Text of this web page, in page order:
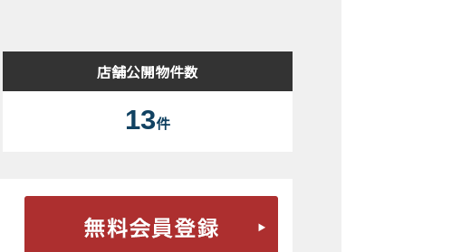
店舗公開物件数
13件